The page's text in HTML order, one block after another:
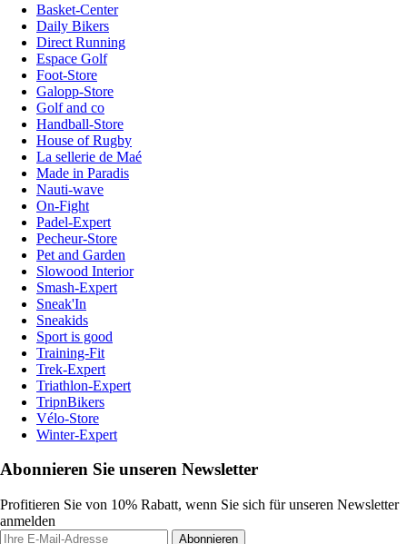
Basket-Center
Daily Bikers
Direct Running
Espace Golf
Foot-Store
Galopp-Store
Golf and co
Handball-Store
House of Rugby
La sellerie de Maé
Made in Paradis
Nauti-wave
On-Fight
Padel-Expert
Pecheur-Store
Pet and Garden
Slowood Interior
Smash-Expert
Sneak'In
Sneakids
Sport is good
Training-Fit
Trek-Expert
Triathlon-Expert
TripnBikers
Vélo-Store
Winter-Expert
Abonnieren Sie unseren Newsletter
Profitieren Sie von 10% Rabatt, wenn Sie sich für unseren Newsletter
anmelden
Abonnieren